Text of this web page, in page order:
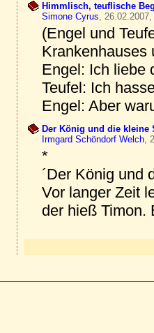
Himmlisch, teuflische
Simone Cyrus,
(Engel und
Krankenhauses
Engel: Ich liebe
Teufel: Ich
Engel: Aber
Der König und die kleine
Irmgard Schöndorf Welch,
*
´Der König und
Vor langer Zeit
der hieß Timon.